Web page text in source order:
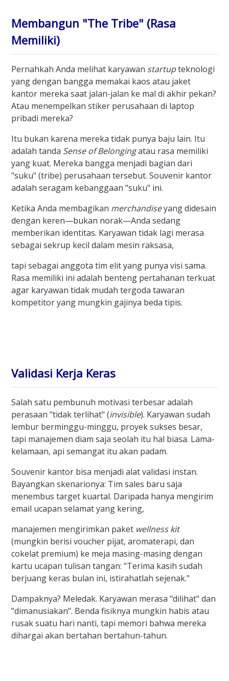
Membangun "The Tribe" (Rasa
Memiliki)
Pernahkah Anda melihat karyawan startupteknologi
yang dengan bangga memakai kaos atau jaket
kantor mereka saat jalan-jalan ke mal di akhir pekan?
Atau menempelkan stiker perusahaan di laptop
pribadi mereka?
Itu bukan karena mereka tidak punya baju lain. Itu
adalah tanda Sense of Belongingatau rasa memiliki
yang kuat. Mereka bangga menjadi bagian dari
"suku" (tribe) perusahaan tersebut. Souvenir kantor
adalah seragam kebanggaan "suku" ini.
Ketika Anda membagikan merchandiseyang didesain
dengan keren—bukan norak—Anda sedang
memberikan identitas. Karyawan tidak lagi merasa
sebagai sekrup kecil dalam mesin raksasa,
tapi sebagai anggota tim elit yang punya visi sama.
Rasa memiliki ini adalah benteng pertahanan terkuat
agar karyawan tidak mudah tergoda tawaran
kompetitor yang mungkin gajinya beda tipis.
Validasi Kerja Keras
Salah satu pembunuh motivasi terbesar adalah
perasaan "tidak terlihat" (invisible). Karyawan sudah
lembur berminggu-minggu, proyek sukses besar,
tapi manajemen diam saja seolah itu hal biasa. Lama-
kelamaan, api semangat itu akan padam.
Souvenir kantor bisa menjadi alat validasi instan.
Bayangkan skenarionya: Tim sales baru saja
menembus target kuartal. Daripada hanya mengirim
email ucapan selamat yang kering,
manajemen mengirimkan paket wellness kit
(mungkin berisi voucher pijat, aromaterapi, dan
cokelat premium) ke meja masing-masing dengan
kartu ucapan tulisan tangan: "Terima kasih sudah
berjuang keras bulan ini, istirahatlah sejenak."
Dampaknya? Meledak. Karyawan merasa "dilihat" dan
"dimanusiakan". Benda fisiknya mungkin habis atau
rusak suatu hari nanti, tapi memori bahwa mereka
dihargai akan bertahan bertahun-tahun.